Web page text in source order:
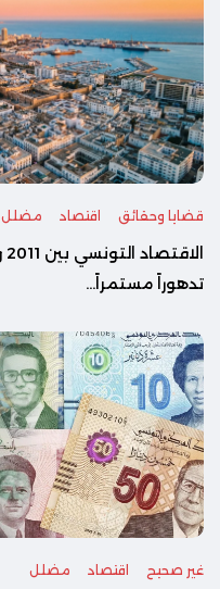
قضايا وحقائق اقتصاد مضلل
تدهوراً مستمراً...
غير صحيح اقتصاد مضلل